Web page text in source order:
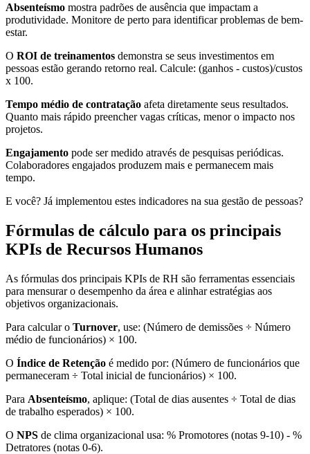
Absenteísmo mostra padrões de ausência que impactam a
produtividade. Monitore de perto para identificar problemas de bem-
estar.
O ROI de treinamentos demonstra se seus investimentos em
pessoas estão gerando retorno real. Calcule: (ganhos - custos)/custos
x 100.
Tempo médio de contratação afeta diretamente seus resultados.
Quanto mais rápido preencher vagas críticas, menor o impacto nos
projetos.
Engajamento pode ser medido através de pesquisas periódicas.
Colaboradores engajados produzem mais e permanecem mais
tempo.
E você? Já implementou estes indicadores na sua gestão de pessoas?
Fórmulas de cálculo para os principais
KPIs de Recursos Humanos
As fórmulas dos principais KPIs de RH são ferramentas essenciais
para mensurar o desempenho da área e alinhar estratégias aos
objetivos organizacionais.
Para calcular o Turnover, use: (Número de demissões ÷ Número
médio de funcionários) × 100.
O Índice de Retenção é medido por: (Número de funcionários que
permaneceram ÷ Total inicial de funcionários) × 100.
Para Absenteísmo, aplique: (Total de dias ausentes ÷ Total de dias
de trabalho esperados) × 100.
O NPS de clima organizacional usa: % Promotores (notas 9-10) - %
Detratores (notas 0-6).